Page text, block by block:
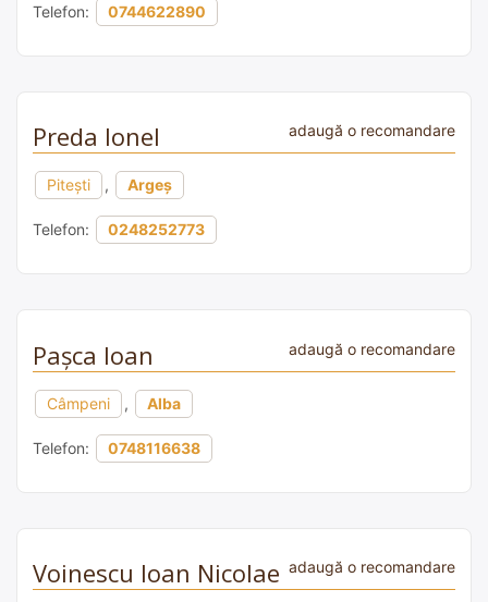
Telefon: 0744622890
Preda Ionel adaugă o recomandare
Pitești , Argeș
Telefon: 0248252773
Pașca Ioan adaugă o recomandare
Câmpeni , Alba
Telefon: 0748116638
Voinescu Ioan Nicolae adaugă o recomandare